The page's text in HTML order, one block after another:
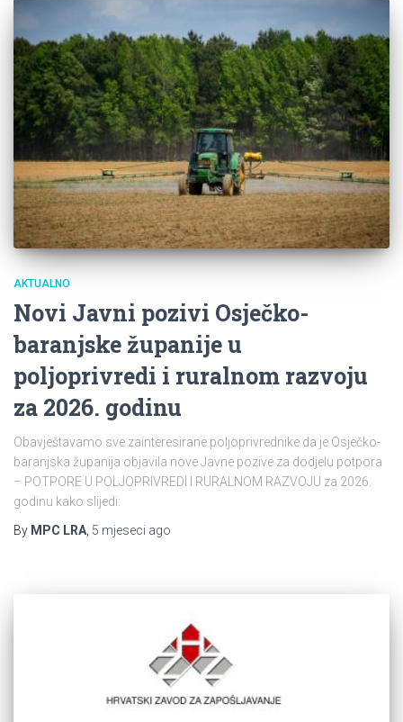
AKTUALNO
Novi Javni pozivi Osječko-
baranjske županije u
poljoprivredi i ruralnom razvoju
za 2026. godinu
Obavještavamo sve zainteresirane poljoprivrednike da je Osječko-
baranjska županija objavila nove Javne pozive za dodjelu potpora
– POTPORE U POLJOPRIVREDI I RURALNOM RAZVOJU za 2026.
godinu kako slijedi:
By MPC LRA, 5 mjeseci ago